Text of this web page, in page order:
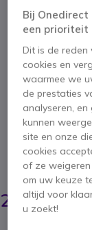
HP
SKU HP5TW10AA
USB-C hub
BESPAAR
269,95 €
254,95 €
Ga naar het
Bij
een prioriteit
Dit is de
cookies en
waarmee we
de prestaties
analyseren,
kunnen
site en onze
cookies
of ze
om uw keuze
altijd voor
u zoekt!